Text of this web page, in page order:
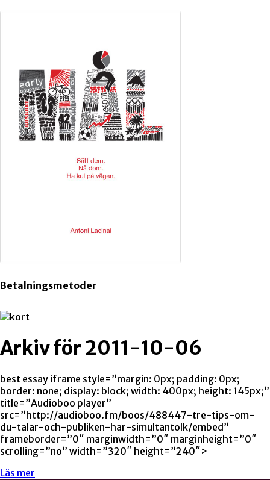
Betalningsmetoder
Arkiv för 2011-10-06
best essay iframe style=”margin: 0px; padding: 0px;
border: none; display: block; width: 400px; height: 145px;”
title=”Audioboo player”
src=”http://audioboo.fm/boos/488447-tre-tips-om-
du-talar-och-publiken-har-simultantolk/embed”
frameborder=”0″ marginwidth=”0″ marginheight=”0″
scrolling=”no” width=”320″ height=”240″>
Läs mer